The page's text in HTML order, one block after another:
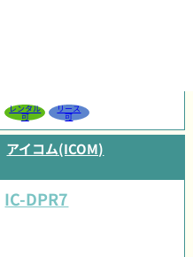
レンタル
可
リース
可
アイコム(ICOM)
IC-DPR7